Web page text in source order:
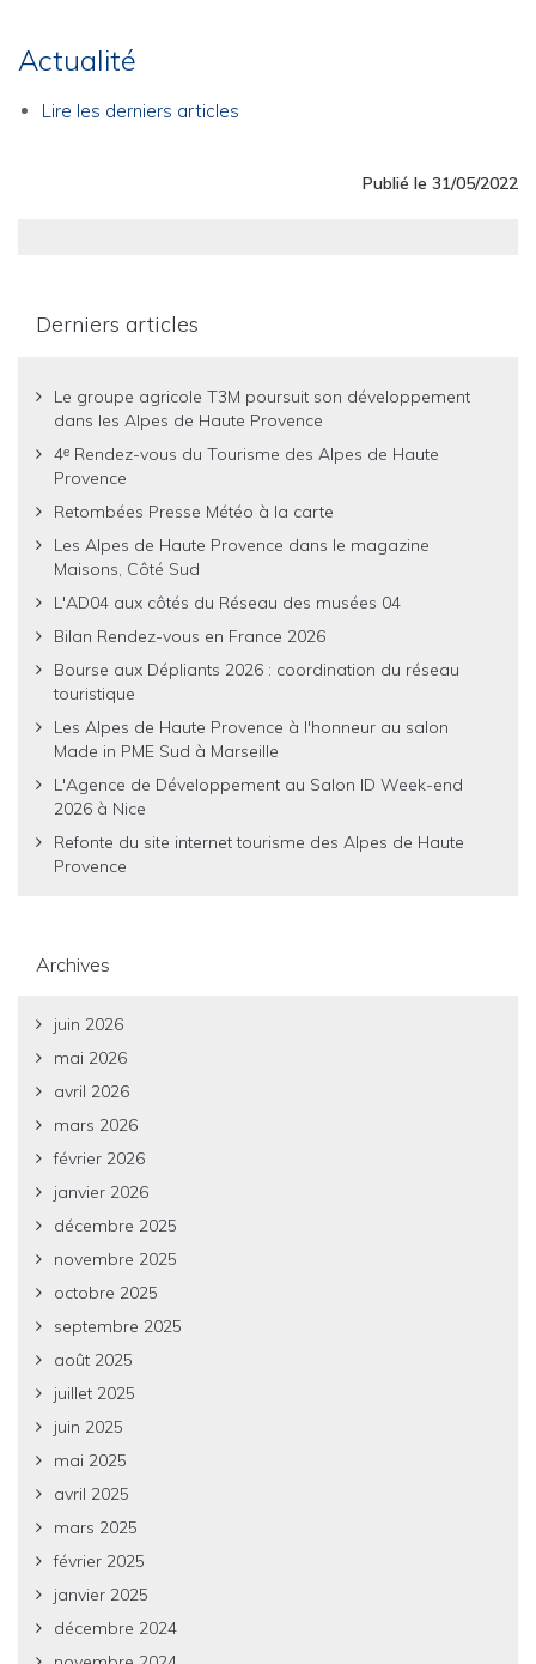
Actualité
Lire les derniers articles
Publié le 31/05/2022
Derniers articles
Le groupe agricole T3M poursuit son développement
dans les Alpes de Haute Provence
4ᵉ Rendez-vous du Tourisme des Alpes de Haute
Provence
Retombées Presse Météo à la carte
Les Alpes de Haute Provence dans le magazine
Maisons, Côté Sud
L'AD04 aux côtés du Réseau des musées 04
Bilan Rendez-vous en France 2026
Bourse aux Dépliants 2026 : coordination du réseau
touristique
Les Alpes de Haute Provence à l'honneur au salon
Made in PME Sud à Marseille
L'Agence de Développement au Salon ID Week-end
2026 à Nice
Refonte du site internet tourisme des Alpes de Haute
Provence
Archives
juin 2026
mai 2026
avril 2026
mars 2026
février 2026
janvier 2026
décembre 2025
novembre 2025
octobre 2025
septembre 2025
août 2025
juillet 2025
juin 2025
mai 2025
avril 2025
mars 2025
février 2025
janvier 2025
décembre 2024